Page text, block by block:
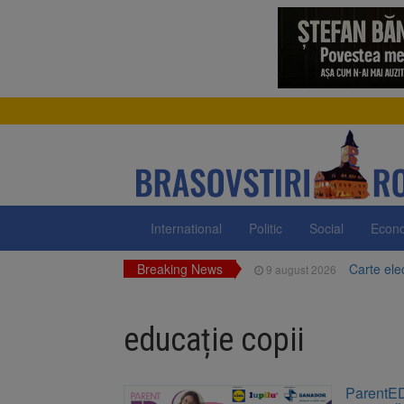
International Politic Social
Breaking News 9 august 2026 Carte
Zece
9 august 2026 La 97
educație copii